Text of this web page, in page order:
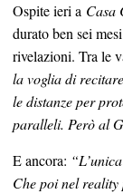
Ospite ieri a Casa
durato ben sei
rivelazioni. Tra le
la voglia di
le distanze per
paralleli. Però al
E ancora:
Che poi nel